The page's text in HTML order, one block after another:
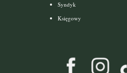
Syndyk
Księgowy